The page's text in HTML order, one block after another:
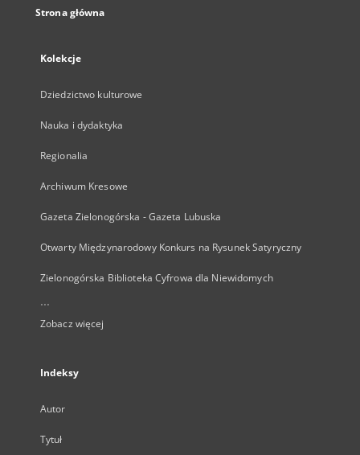
Strona główna
Kolekcje
Dziedzictwo kulturowe
Nauka i dydaktyka
Regionalia
Archiwum Kresowe
Gazeta Zielonogórska - Gazeta Lubuska
Otwarty Międzynarodowy Konkurs na Rysunek Satyryczny
Zielonogórska Biblioteka Cyfrowa dla Niewidomych
...
Zobacz więcej
Indeksy
Autor
Tytuł